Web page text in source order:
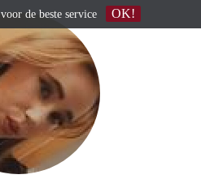
voor de beste service OK!